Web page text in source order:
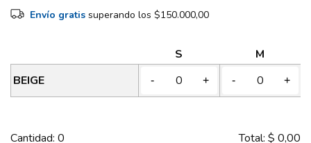
Envío gratis superando los $150.000,00
S
M
BEIGE
- + - +
Cantidad: 0 Total: $ 0,00